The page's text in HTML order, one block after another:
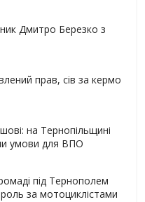
Дмитро Березко з
прав, сів за кермо
на Тернопільщині
умови для ВПО
під Тернополем
за мотоциклістами